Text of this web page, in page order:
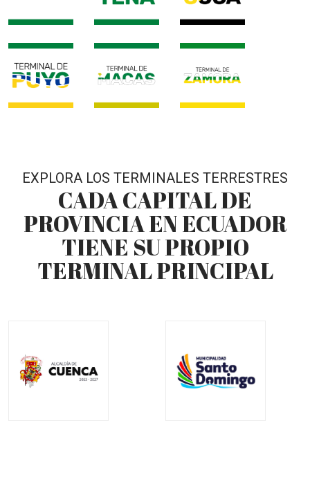
EXPLORA LOS TERMINALES TERRESTRES
CADA CAPITAL DE
PROVINCIA EN ECUADOR
TIENE SU PROPIO
TERMINAL PRINCIPAL